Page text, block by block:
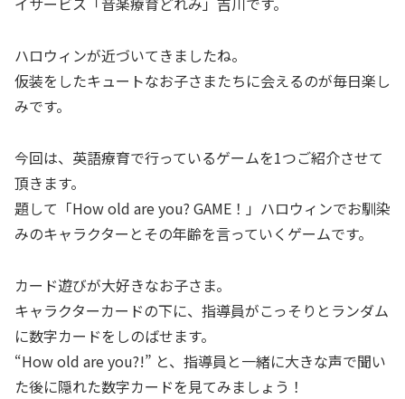
ハロウィンが近づいてきましたね。
仮装をしたキュートなお子さまたちに会えるのが毎日楽し
みです。
今回は、英語療育で行っているゲームを1つご紹介させて
頂きます。
題して「How old are you? GAME！」ハロウィンでお馴染
みのキャラクターとその年齢を言っていくゲームです。
カード遊びが大好きなお子さま。
キャラクターカードの下に、指導員がこっそりとランダム
に数字カードをしのばせます。
“How old are you?!” と、指導員と一緒に大きな声で聞い
た後に隠れた数字カードを見てみましょう！